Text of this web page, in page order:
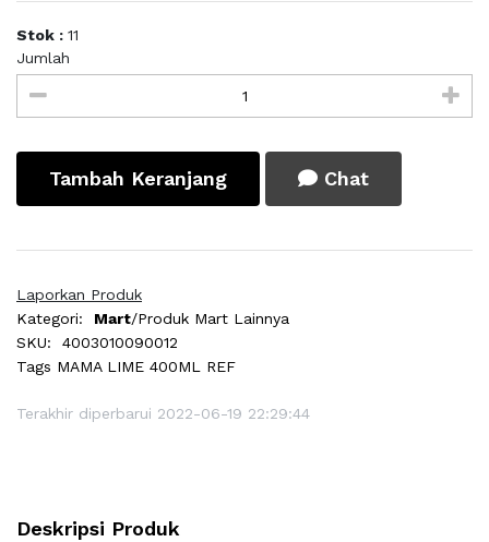
Stok : 11
Jumlah
Tambah Keranjang Chat
Laporkan Produk
Kategori:
Mart/Produk Mart Lainnya
SKU:
4003010090012
Tags MAMA LIME 400ML REF
Terakhir diperbarui 2022-06-19 22:29:44
Deskripsi Produk